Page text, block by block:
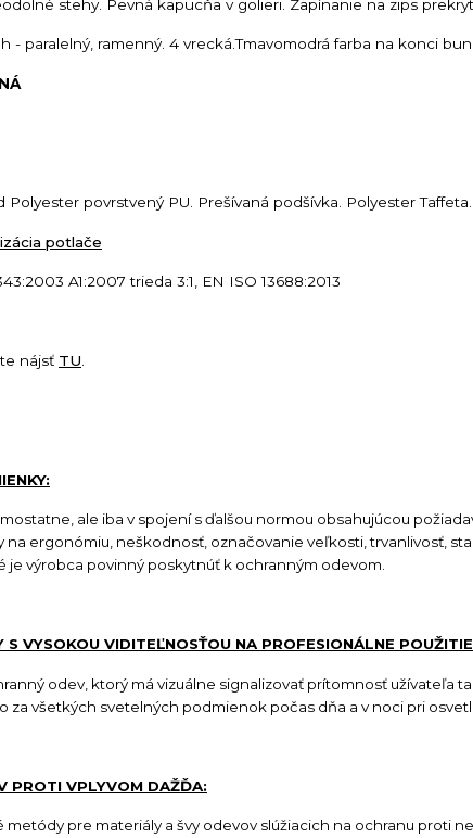
stehy. Pevná kapucňa v golieri. Zapínanie na zips
- paralelný, ramenný. 4 vrecká.Tmavomodrá farba na konci
Polyester povrstvený PU. Prešívaná podšívka. Polyester
potlače
A1:2007 trieda 3:1, EN ISO 13688:2013
nájsť TU
ale iba v spojení s ďalšou normou obsahujúcou
ergonómiu, neškodnosť, označovanie veľkosti, trvanlivosť,
výrobca povinný poskytnúť k ochranným odevom.
VYSOKOU VIDITEĽNOSŤOU NA PROFESIONÁLNE
odev, ktorý má vizuálne signalizovať prítomnosť užívateľa
za všetkých svetelných podmienok počas dňa a v noci pri
PROTI VPLYVOM DAŽĎA:
pre materiály a švy odevov slúžiacich na ochranu proti